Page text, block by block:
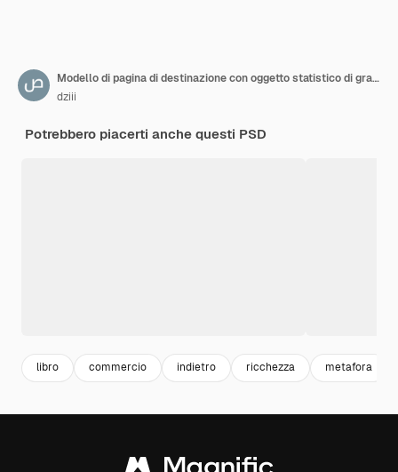
Modello di pagina di destinazione con oggetto statistico di grafico 3D
dziii
Potrebbero piacerti anche questi PSD
libro commercio indietro ricchezza metafora